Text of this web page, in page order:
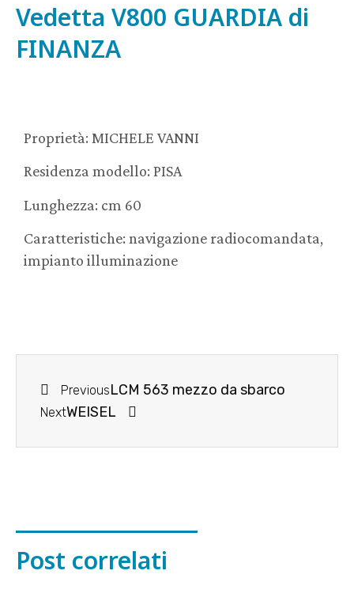
Vedetta V800 GUARDIA di
FINANZA
Proprietà: MICHELE VANNI
Residenza modello: PISA
Lunghezza: cm 60
Caratteristiche: navigazione radiocomandata,
impianto illuminazione
PreviousLCM 563 mezzo da sbarco
NextWEISEL
Post correlati